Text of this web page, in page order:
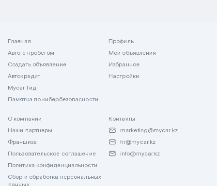
Главная
Авто с пробегом
Создать объявление
Автокредит
Mycar Гид
Памятка по кибербезопасности
Профиль
Мои объявления
Избранное
Настройки
О компании
Наши партнеры
Франшиза
Пользовательское соглашение
Политика конфиденциальности
Сбор и обработка персональных
данных
Контакты
marketing@mycar.kz
hr@mycar.kz
info@mycar.kz